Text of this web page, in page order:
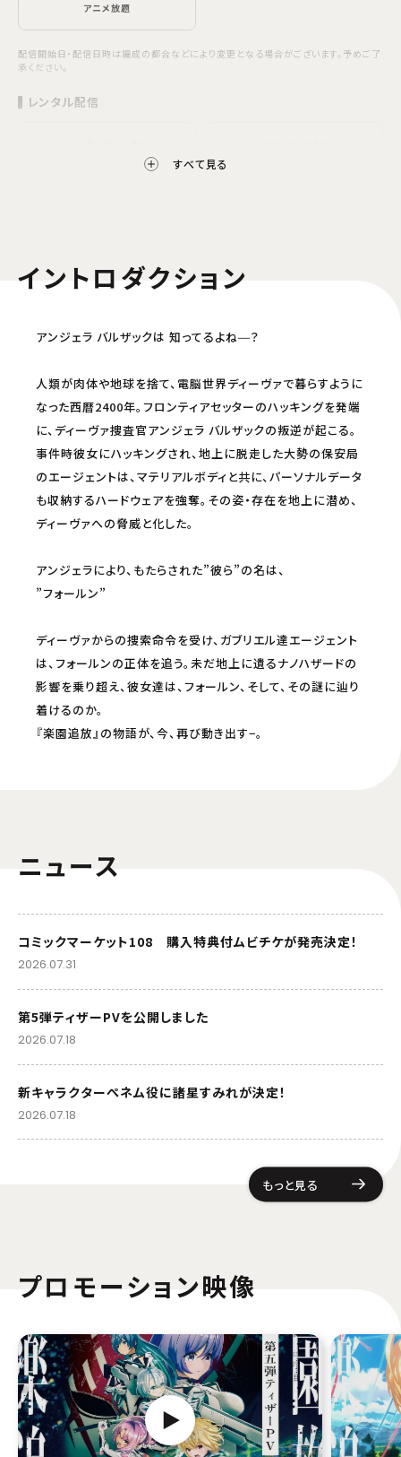
アニメ放題
配信開始日・配信日時は編成の都合などにより変更となる場合がございます。予めご了
承ください。
レンタル配信
すべて見る
イントロダクション
アンジェラ バルザックは 知ってるよね―？
人類が肉体や地球を捨て、電脳世界ディーヴァで暮らすように
なった西暦2400年。フロンティアセッターのハッキングを発端
に、ディーヴァ捜査官アンジェラ バルザックの叛逆が起こる。
事件時彼女にハッキングされ、地上に脱走した大勢の保安局
のエージェントは、マテリアルボディと共に、パーソナルデータ
も収納するハードウェアを強奪。その姿・存在を地上に潜め、
ディーヴァへの脅威と化した。
アンジェラにより、もたらされた”彼ら”の名は、
”フォールン”
ディーヴァからの捜索命令を受け、ガブリエル達エージェント
は、フォールンの正体を追う。未だ地上に遺るナノハザードの
影響を乗り超え、彼女達は、フォールン、そして、その謎に辿り
着けるのか。
『楽園追放』の物語が、今、再び動き出す−。
ニュース
コミックマーケット108 購入特典付ムビチケが発売決定！
2026.07.31
第5弾ティザーPVを公開しました
2026.07.18
新キャラクターぺネム役に諸星すみれが決定！
2026.07.18
もっと見る
プロモーション映像